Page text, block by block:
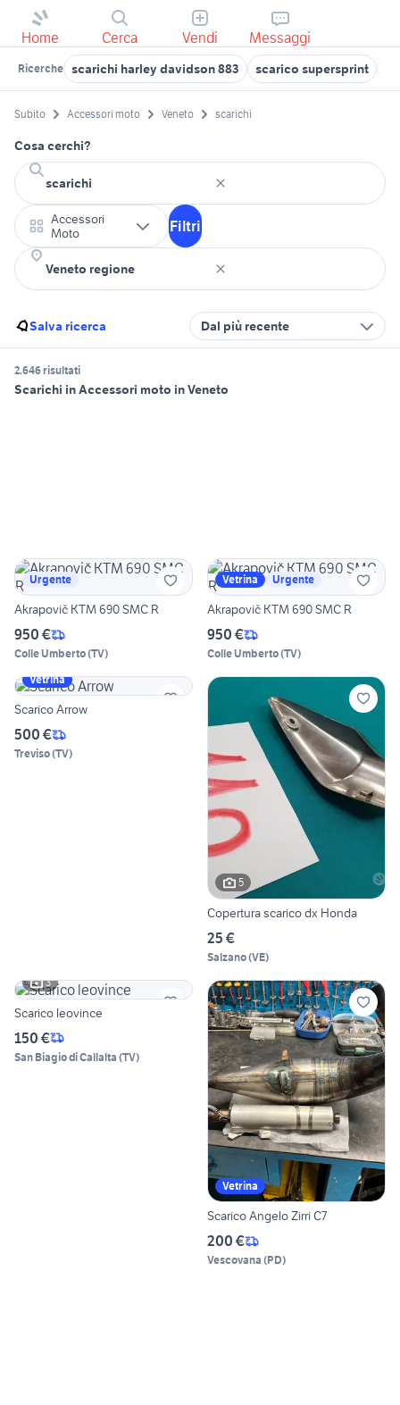
Home Cerca Vendi Messaggi
Ricerche scarichi harley davidson 883 scarico supersprint
Subito Accessori moto Veneto scarichi
Cosa cerchi?
Accessori
Moto
Filtri
Salva ricerca Dal più recente
2.646 risultati
Scarichi in Accessori moto in Veneto
Urgente
Akrapovič KTM 690 SMC R
950 €
Colle Umberto(TV)
Vetrina Urgente
Akrapovič KTM 690 SMC R
950 €
Colle Umberto(TV)
Vetrina
Scarico Arrow
500 €
Treviso(TV)
5
Copertura scarico dx Honda
25 €
Salzano(VE)
3
Scarico leovince
150 €
San Biagio di Callalta (TV)
Vetrina
Scarico Angelo Zirri C7
200 €
Vescovana (PD)